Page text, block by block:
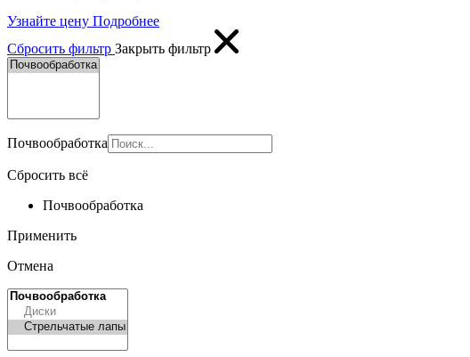
Узнайте цену Подробнее
Сбросить фильтр Закрыть фильтр
Почвообработка
Сбросить всё
Почвообработка
Применить
Отмена